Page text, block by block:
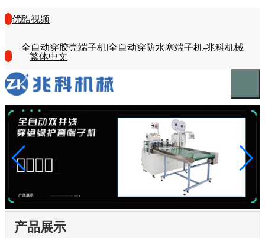
优酷视频
全自动穿胶壳端子机|全自动穿防水塞端子机-兆科机械
繁体中文
产品展示